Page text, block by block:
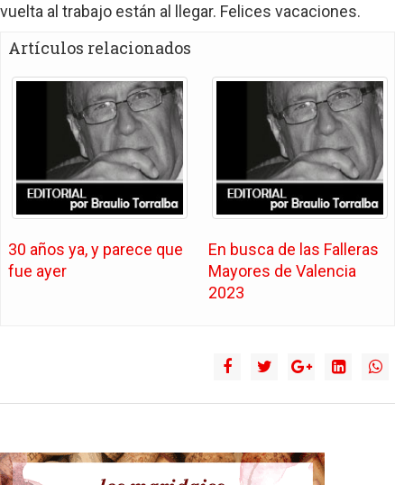
vuelta al trabajo están al llegar. Felices vacaciones.
Artículos relacionados
30 años ya, y parece que
fue ayer
En busca de las Falleras
Mayores de Valencia
2023